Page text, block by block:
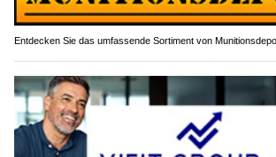
Entdecken Sie das umfassende Sortiment von